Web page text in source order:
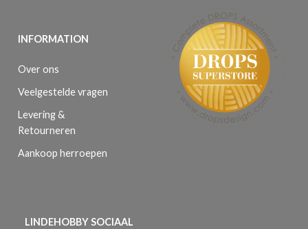
INFORMATION
Over ons
Veelgestelde vragen
Levering &
Retourneren
Aankoop herroepen
LINDEHOBBY SOCIAAL